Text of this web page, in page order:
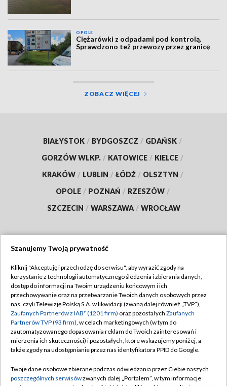
OPOLE
Ciężarówki z odpadami pod kontrolą.
Sprawdzono też przewozy przez granicę
ZOBACZ WIĘCEJ
BIAŁYSTOK / BYDGOSZCZ / GDAŃSK /
GORZÓW WLKP. / KATOWICE / KIELCE /
KRAKÓW / LUBLIN / ŁÓDŹ / OLSZTYN /
OPOLE / POZNAŃ / RZESZÓW /
SZCZECIN / WARSZAWA / WROCŁAW
TVP
Abonament TVP
Emisja w TVP
Centrum informacji TVP
Naziemna Telewizja Cyfrowa
Rada Programowa
Regulamin TVP
Polityka prywatności
Moje zgody
Pomoc
Kontakt
Szanujemy Twoją prywatność
Kliknij "Akceptuję i przechodzę do serwisu", aby wyrazić zgody na
korzystanie z technologii automatycznego śledzenia i zbierania danych,
dostęp do informacji na Twoim urządzeniu końcowym i ich
przechowywanie oraz na przetwarzanie Twoich danych osobowych przez
nas, czyli Telewizję Polską S.A. w likwidacji (zwaną dalej również „TVP”),
Zaufanych Partnerów z IAB* (1201 firm) oraz pozostałych Zaufanych
Partnerów TVP (93 firm), w celach marketingowych (w tym do
zautomatyzowanego dopasowania reklam do Twoich zainteresowań i
mierzenia ich skuteczności) i pozostałych, które wskazujemy poniżej, a
także zgody na udostępnianie przez nas identyfikatora PPID do Google.
Twoje dane osobowe zbierane podczas odwiedzania przez Ciebie naszych
poszczególnych serwisówzwanych dalej „Portalem”, w tym informacje